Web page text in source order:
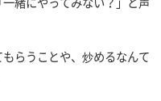
らうことや、炒めるなんて